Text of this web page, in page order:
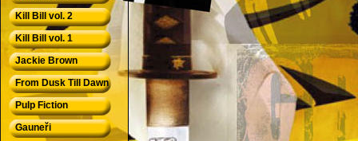
Kill Bill vol. 2
Kill Bill vol. 1
Jackie Brown
From Dusk Till Dawn
Pulp Fiction
Gauneři